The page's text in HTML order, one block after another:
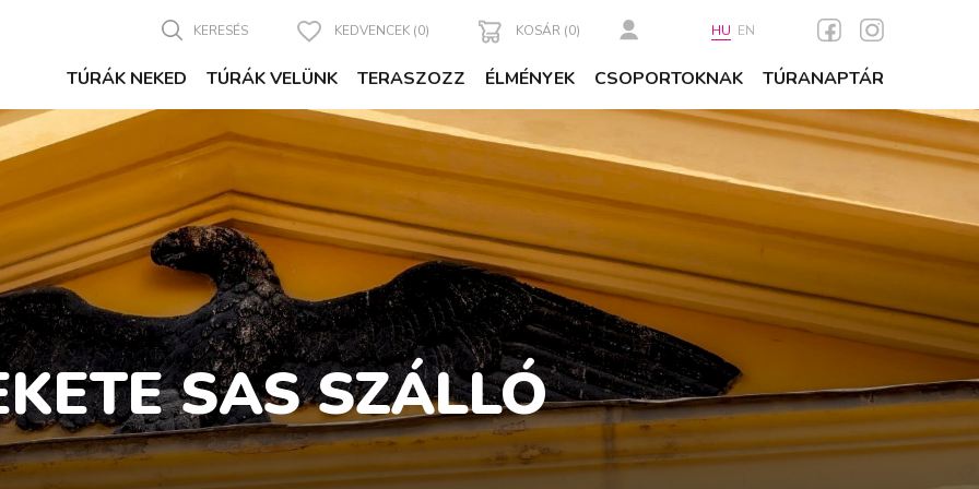
TÚRÁK NEKED TÚRÁK VELÜNK TERASZOZZ ÉLMÉNYEK CSOPORTOKNAK TÚRANAPTÁR
KERESÉS KEDVENCEK (0) KOSÁR (0) HU EN
SAS SZÁLLÓ